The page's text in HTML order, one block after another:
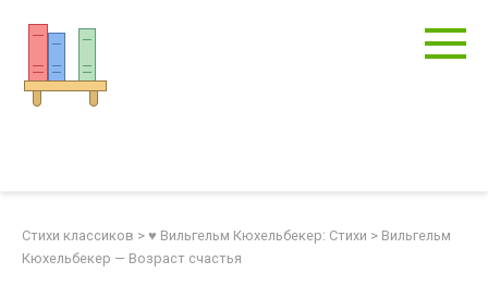
контенту
Стихи классиков > ♥ Вильгельм Кюхельбекер: Стихи > Вильгельм
Кюхельбекер — Возраст счастья